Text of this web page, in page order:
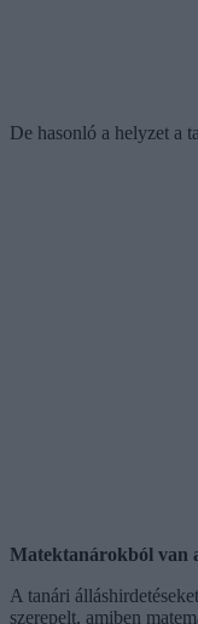
De hasonló a helyzet a
Matektanárokból van
A tanári
szerepelt, amiben